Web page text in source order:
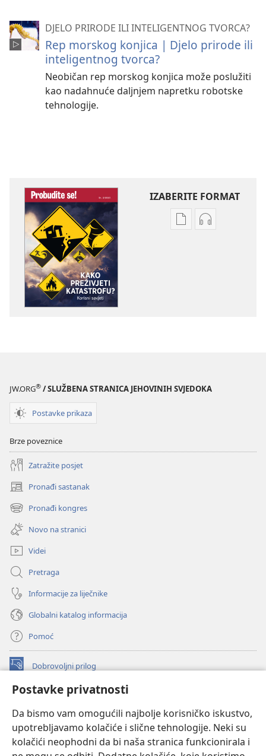
Postavke privatnosti
Da bismo vam omogućili najbolje korisničko iskustvo,
upotrebljavamo kolačiće i slične tehnologije. Neki su
kolačići neophodni da bi naša stranica funkcionirala i
DJELO PRIRODE ILI INTELIGENTNOG TVORCA?
Rep morskog konjica | Djelo prirode ili
inteligentnog tvorca?
Neobičan rep morskog konjica može poslužiti
kao nadahnuće daljnjem napretku robotske
tehnologije.
IZABERITE FORMAT
PostavkePostavke
JW.ORG® / SLUŽBENA STRANICA JEHOVINIH SVJEDOKA
Postavke prikaza
Brze poveznice
Zatražite posjet
Pronađi sastanak
(otvara
se
novi
prozor)
Pronađi kongres
(otvara
se
novi
prozor)
Novo na stranici
Videi
Pretraga
Informacije za liječnike
Globalni katalog informacija
Pomoć
Dobrovoljni prilog
(otvara
novi
INTERNETSKA BIBLIOTEKA Watchtower
se
novi
prozor)
JW Hub
(otvara
se
novi
JW Library